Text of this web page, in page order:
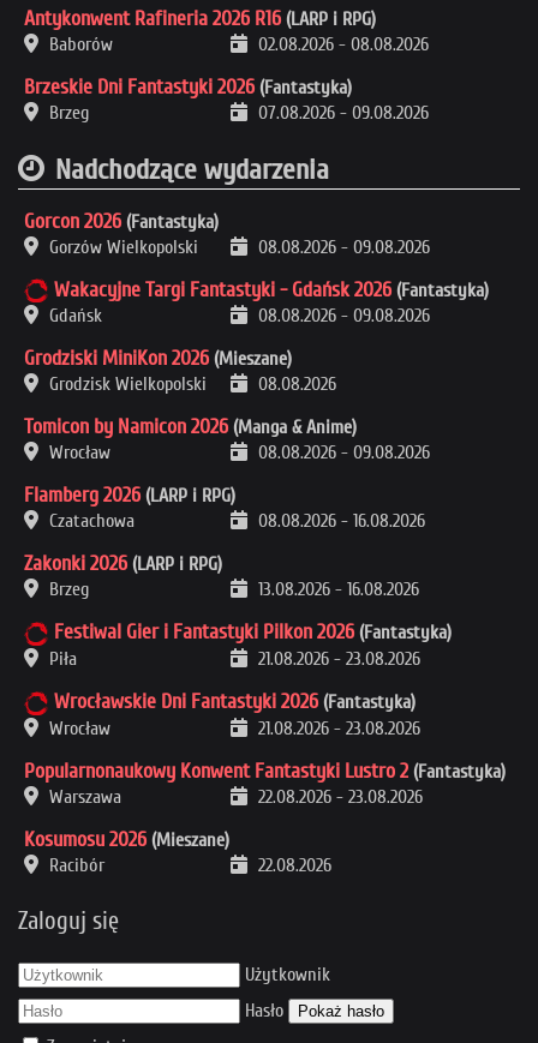
Antykonwent Rafineria 2026 R16 (LARP i RPG)
Baborów
02.08.2026 - 08.08.2026
Brzeskie Dni Fantastyki 2026 (Fantastyka)
Brzeg
07.08.2026 - 09.08.2026
Nadchodzące wydarzenia
Gorcon 2026 (Fantastyka)
Gorzów Wielkopolski
08.08.2026 - 09.08.2026
Wakacyjne Targi Fantastyki - Gdańsk 2026 (Fantastyka)
Gdańsk
08.08.2026 - 09.08.2026
Grodziski MiniKon 2026 (Mieszane)
Grodzisk Wielkopolski
08.08.2026
Tomicon by Namicon 2026 (Manga & Anime)
Wrocław
08.08.2026 - 09.08.2026
Flamberg 2026 (LARP i RPG)
Czatachowa
08.08.2026 - 16.08.2026
Zakonki 2026 (LARP i RPG)
Brzeg
13.08.2026 - 16.08.2026
Festiwal Gier i Fantastyki Pilkon 2026 (Fantastyka)
Piła
21.08.2026 - 23.08.2026
Wrocławskie Dni Fantastyki 2026 (Fantastyka)
Wrocław
21.08.2026 - 23.08.2026
Popularnonaukowy Konwent Fantastyki Lustro 2 (Fantastyka)
Warszawa
22.08.2026 - 23.08.2026
Kosumosu 2026 (Mieszane)
Racibór
22.08.2026
Zaloguj się
Użytkownik
Hasło
Pokaż hasło